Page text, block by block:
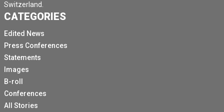
Switzerland.
CATEGORIES
Edited News
Press Conferences
Statements
Images
B-roll
Conferences
All Stories